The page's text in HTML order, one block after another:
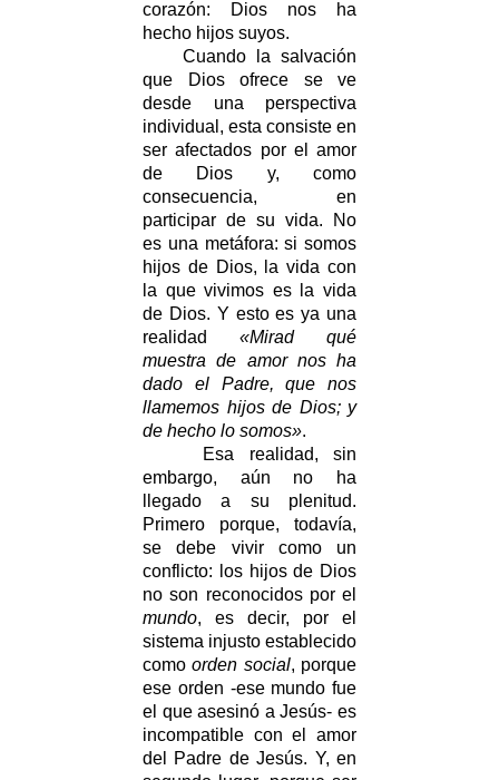
corazón: Dios nos ha
hecho hijos suyos.
Cuando la salvación
que Dios ofrece se ve
desde una perspectiva
individual, esta consiste en
ser afectados por el amor
de Dios y, como
consecuencia, en
participar de su vida. No
es una metáfora: si somos
hijos de Dios, la vida con
la que vivimos es la vida
de Dios. Y esto es ya una
realidad «Mirad qué
muestra de amor nos ha
dado el Padre, que nos
llamemos hijos de Dios; y
de hecho lo somos».
Esa realidad, sin
embargo, aún no ha
llegado a su plenitud.
Primero porque, todavía,
se debe vivir como un
conflicto: los hijos de Dios
no son reconocidos por el
mundo, es decir, por el
sistema injusto establecido
comoorden social, porque
ese orden -ese mundo fue
el que asesinó a Jesús- es
incompatible con el amor
del Padre de Jesús. Y, en